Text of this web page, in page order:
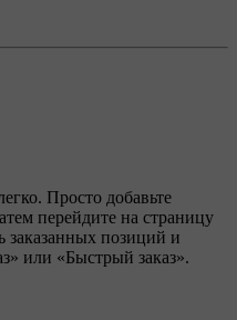
Просто добавьте
перейдите на страницу
заказанных позиций и
или «Быстрый заказ».